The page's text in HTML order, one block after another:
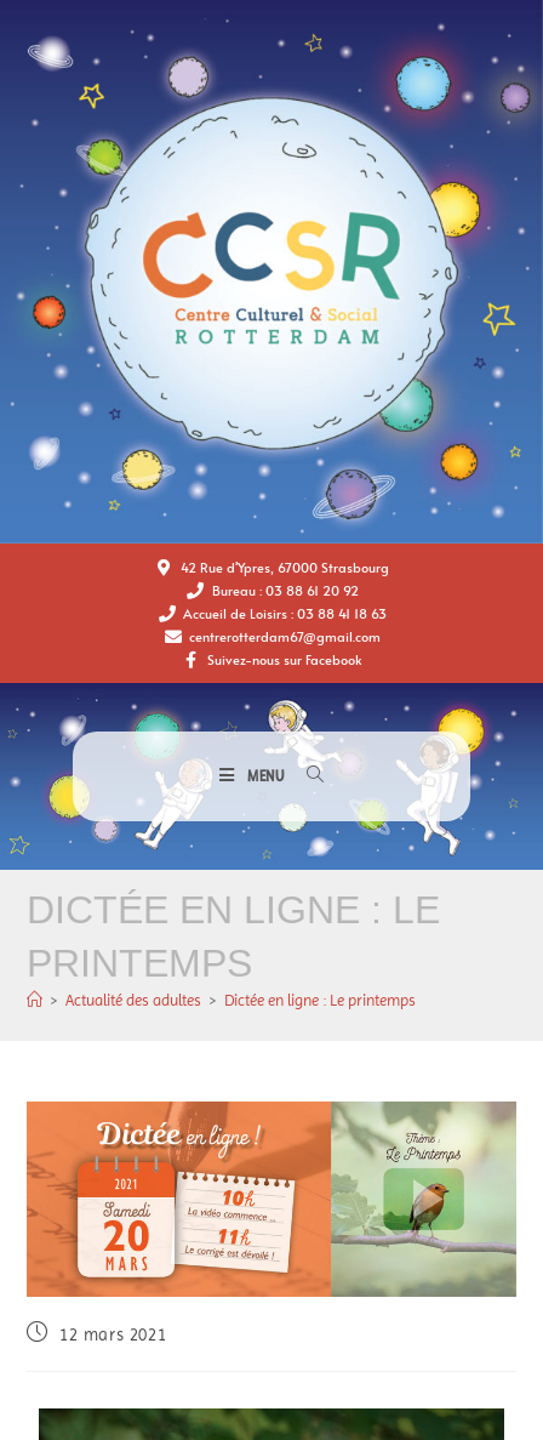
42 Rue d'Ypres, 67000 Strasbourg
Bureau : 03 88 61 20 92
Accueil de Loisirs : 03 88 41 18 63
centrerotterdam67@gmail.com
Suivez-nous sur Facebook
MENU
DICTÉE EN LIGNE : LE
PRINTEMPS
> Actualité des adultes > Dictée en ligne : Le printemps
12 mars 2021